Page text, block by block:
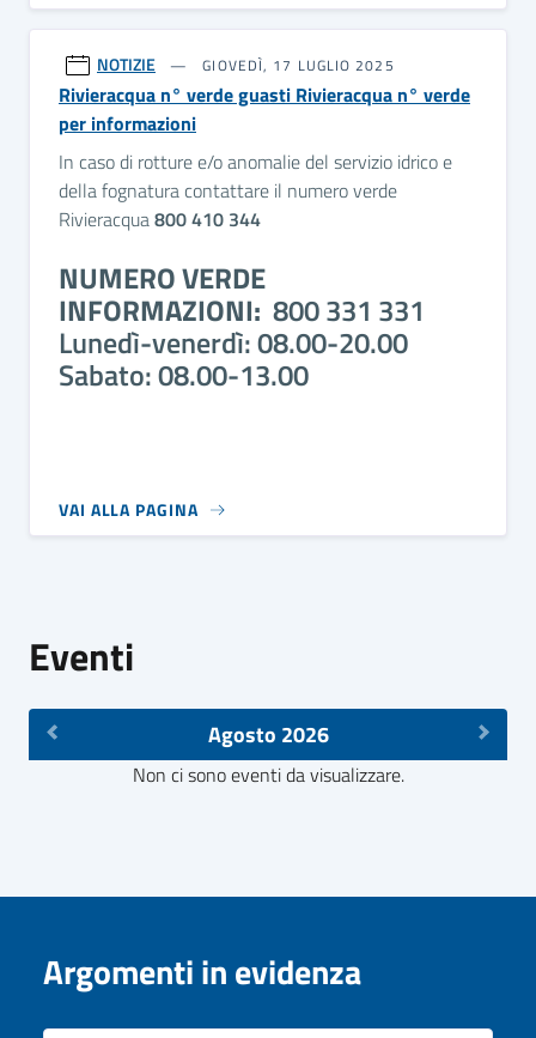
NOTIZIE GIOVEDÌ, 17 LUGLIO 2025
Rivieracqua n° verde guasti Rivieracqua n° verde
per informazioni
In caso di rotture e/o anomalie del servizio idrico e
della fognatura contattare il numero verde
Rivieracqua800 410 344
NUMERO VERDE
INFORMAZIONI: 800 331 331
Lunedì-venerdì: 08.00-20.00
Sabato: 08.00-13.00
VAI ALLA PAGINA
Eventi
Agosto 2026
Non ci sono eventi da visualizzare.
Argomenti in evidenza